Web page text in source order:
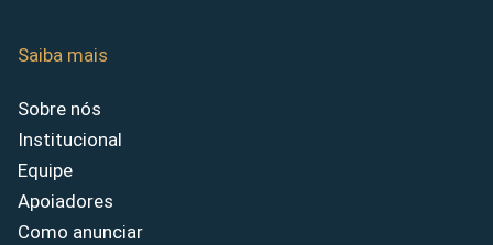
Saiba mais
Sobre nós
Institucional
Equipe
Apoiadores
Como anunciar